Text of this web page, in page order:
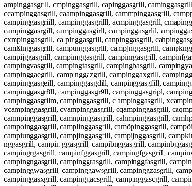
ampinggasgrill, cmpinggasgrill, capinggasgrill,
ccampinggasgrill, caampinggasgrill, cammpinggasgrill,
campinggasgriill, campinggasgrilll, acmpinggasgrill,
campinggasrgill, campinggasgirll, campinggasgrlil,
cxmpinggasgrill, ca pinggasgrill, canpinggasgrill,
camßinggasgrill, campunggasgrill, campjnggasgrill,
campijggasgrill, campimggasgrill, campinrgasgrill,
campingvasgrill, campingtasgrill, campingbasgrill,
campinggaegrill, campinggazgrill, campinggaxgrill,
campinggasgeill, campinggasgdill, campinggasgfill,
campinggasgr8ll, campinggasgr9ll, campinggasgripl,
campinggasgrilm, campinggasgrill, c ampinggasgrill,
vcampinggasgrill, cvampinggasgrill, cqampinggasgrill,
canmpinggasgrill, camnpinggasgrill, cahmpinggasgrill,
campoinggasgrill, camplinggasgrill, camöpinggasgrill,
campiunggasgrill, campjinggasgrill, campijnggasgrill,
nggasgrill, campin ggasgrill, campibnggasgrill,
campingrgasgrill, campinfggasgrill, campingfgasgrill,
campingngasgrill, campinggrasgrill, campinggfasgrill,
campinggwasgrill, campinggawsgrill, campinggzasgrill,
campinggasxgrill, campinggacsgrill, campinggascgrill,